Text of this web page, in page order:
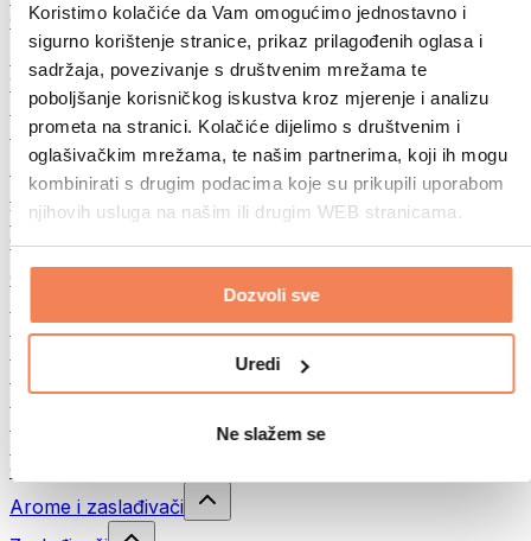
Koristimo kolačiće da Vam omogućimo jednostavno i
sigurno korištenje stranice, prikaz prilagođenih oglasa i
sadržaja, povezivanje s društvenim mrežama te
poboljšanje korisničkog iskustva kroz mjerenje i analizu
prometa na stranici. Kolačiće dijelimo s društvenim i
oglašivačkim mrežama, te našim partnerima, koji ih mogu
kombinirati s drugim podacima koje su prikupili uporabom
njihovih usluga na našim ili drugim WEB stranicama.
Dozvoli sve
Uredi
Ne slažem se
Ostalo
Maslac od oraha
100% namazi iz orašastih plodova
Slatki namazi od orašastih plodova
Proteinski namazi od orašastih plodova
Superfood
Zelena superhrana
Vlakna
Ostala superhrana
Grickalice
Suho meso
Proteinski čips
Ostali snackovi
Arome i zaslađivači